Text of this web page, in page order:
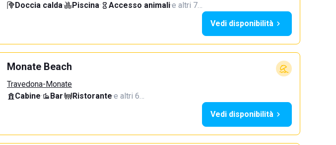
Doccia calda· Piscina· Accesso animali·e altri 7…
Vedi disponibilità
Monate Beach
Travedona-Monate
Cabine· Bar· Ristorante·e altri 6…
Vedi disponibilità